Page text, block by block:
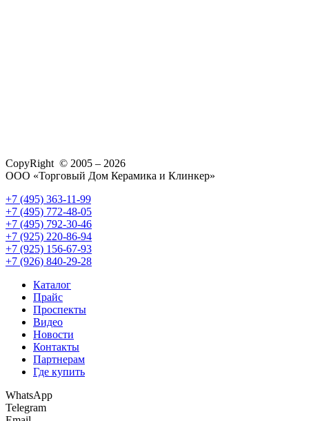
CopyRight © 2005 – 2026
ООО «Торговый Дом Керамика и Клинкер»
+7 (495) 363-11-99
+7 (495) 772-48-05
+7 (495) 792-30-46
+7 (925) 220-86-94
+7 (925) 156-67-93
+7 (926) 840-29-28
Каталог
Прайс
Проспекты
Видео
Новости
Контакты
Партнерам
Где купить
WhatsApp
Telegram